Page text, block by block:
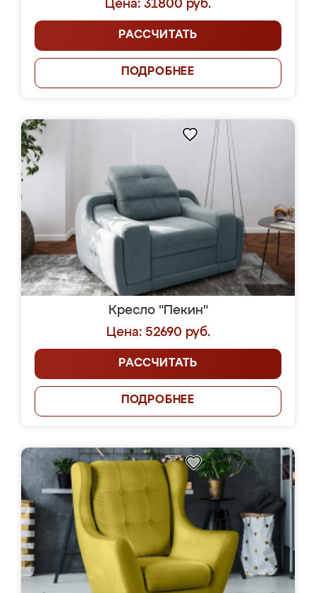
Цена: 31800 руб.
РАССЧИТАТЬ
ПОДРОБНЕЕ
Кресло "Пекин"
Цена: 52690 руб.
РАССЧИТАТЬ
ПОДРОБНЕЕ